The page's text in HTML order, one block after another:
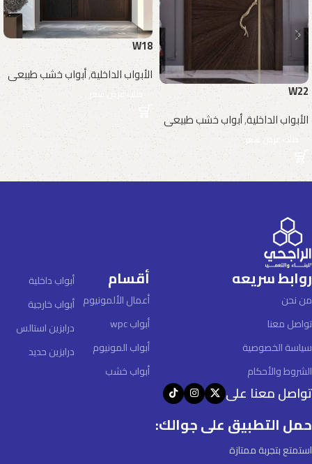
W22
الأبواب الداخلية,أبواب خشب طبيعى
طلب عرض سعر
W18
الأبواب الداخلية,أبواب خشب طبيعى
طلب عرض سعر
روابط سريعه
من نحن
تواصل معنا
سياسة الخصوصية
الشروط والأحكام
أقسام
أعمال الألمونيوم
أبواب wpc
أبواب المونيوم
أبواب خشب
أبواب داخلية
أبواب خارجية
درابزين استالس
درابزين حديد
تواصل معنا على
حمل التطبيق على جوالك:
استمتع بتجربة ممتازة